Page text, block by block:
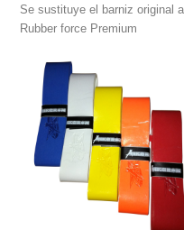
Se sustituye el barniz original a
Rubber force Premium